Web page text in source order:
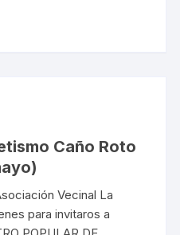
Caño Roto
Vecinal La
para invitaros a